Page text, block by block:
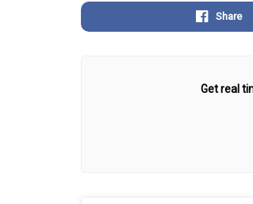
Share
Get real